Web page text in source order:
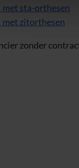
met sta-orthesen
met zitorthesen
zonder